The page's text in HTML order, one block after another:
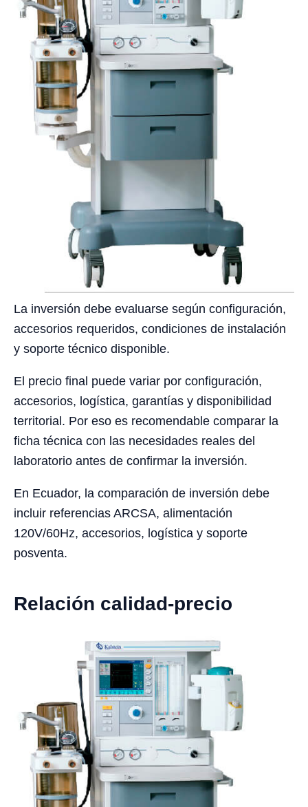
La inversión debe evaluarse según configuración,
accesorios requeridos, condiciones de instalación
y soporte técnico disponible.
El precio final puede variar por configuración,
accesorios, logística, garantías y disponibilidad
territorial. Por eso es recomendable comparar la
ficha técnica con las necesidades reales del
laboratorio antes de confirmar la inversión.
En Ecuador, la comparación de inversión debe
incluir referencias ARCSA, alimentación
120V/60Hz, accesorios, logística y soporte
posventa.
Relación calidad-precio